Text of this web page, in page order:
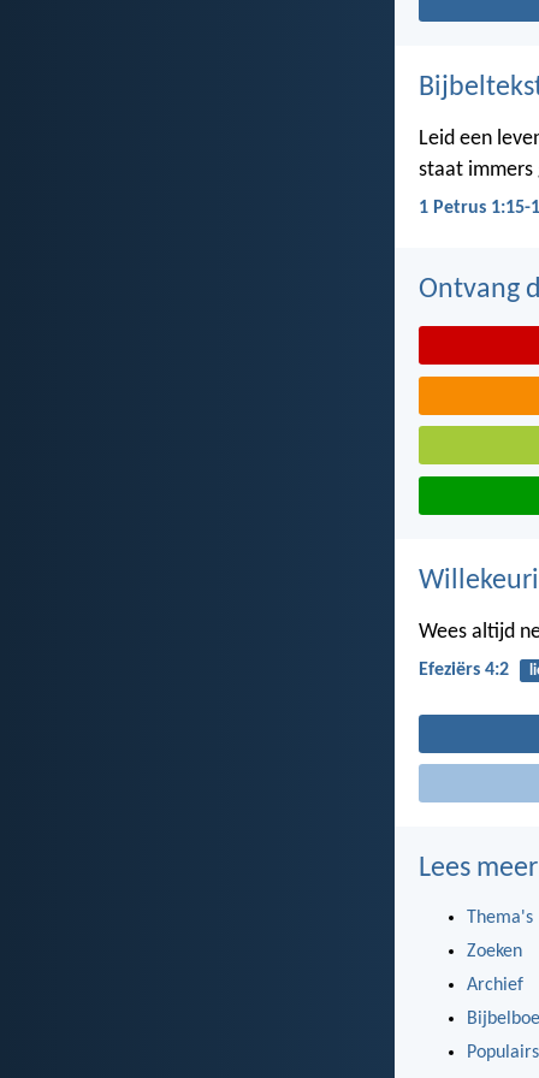
Leid een
staat immers
1 Petrus 1:15-
Ontvang
Wees altijd
Efeziërs 4:2
Lees meer
Thema's
Zoeken
Archief